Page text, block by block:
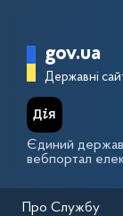
gov.ua
Державні
Єдиний
вебпортал
Про Службу